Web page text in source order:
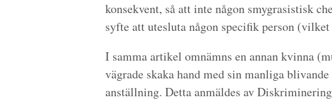
konsekvent, så att inte någon smygrasistisk
syfte att utesluta någon specifik person
I samma artikel omnämns en annan kvinna
vägrade skaka hand med sin manliga
anställning. Detta anmäldes av